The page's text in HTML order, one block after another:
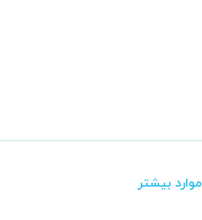
موارد بیشتر